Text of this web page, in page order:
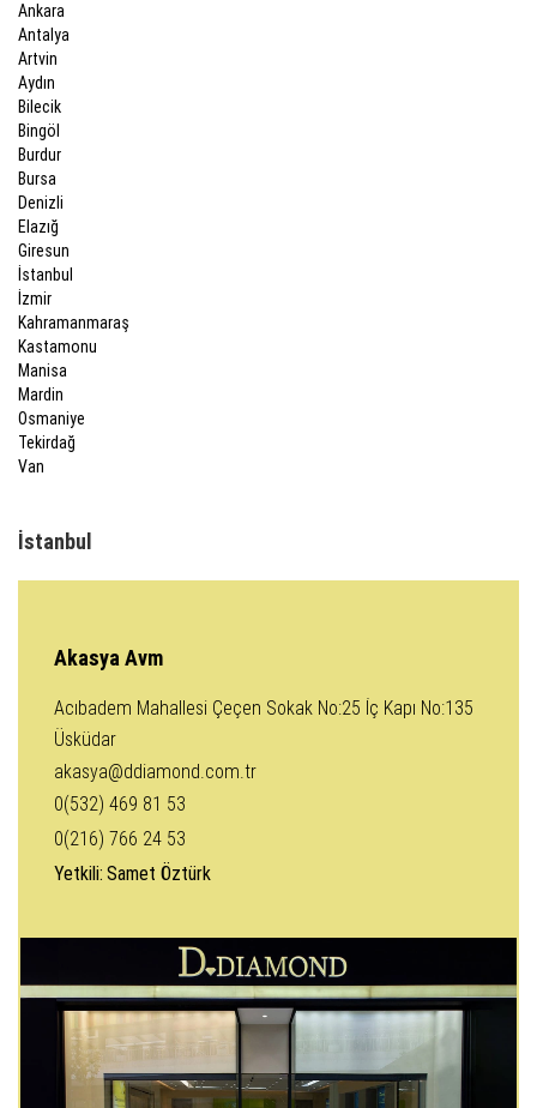
Ankara
Antalya
Artvin
Aydın
Bilecik
Bingöl
Burdur
Bursa
Denizli
Elazığ
Giresun
İstanbul
İzmir
Kahramanmaraş
Kastamonu
Manisa
Mardin
Osmaniye
Tekirdağ
Van
İstanbul
Akasya Avm
Acıbadem Mahallesi Çeçen Sokak No:25 İç Kapı No:135
Üsküdar
akasya@ddiamond.com.tr
0(532) 469 81 53
0(216) 766 24 53
Yetkili: Samet Öztürk